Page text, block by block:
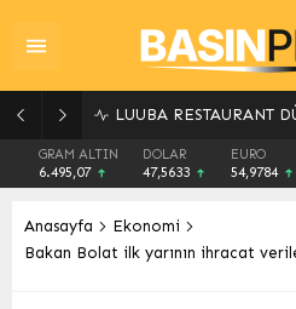
GRAM ALTIN
6.495,07
DOLAR
47,5633
EURO
54,9784
Anasayfa
Ekonomi
Bakan Bolat ilk yarının ihracat